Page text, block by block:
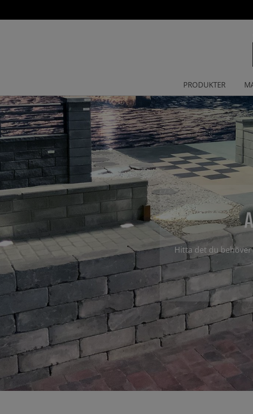
PRODUKTER
Hitta det du